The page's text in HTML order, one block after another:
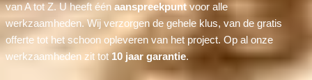
van A tot Z. U heeft één aanspreekpuntvoor alle
werkzaamheden. Wij verzorgen de gehele klus, van de gratis
offerte tot het schoon opleveren van het project. Op al onze
werkzaamheden zit tot 10 jaar garantie.